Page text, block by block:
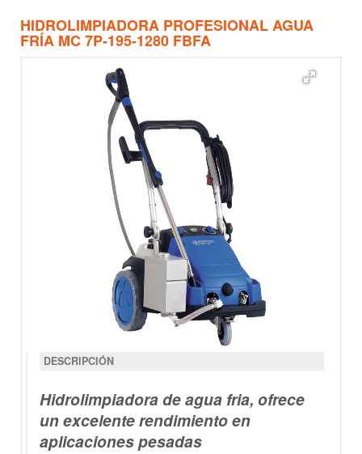
HIDROLIMPIADORA PROFESIONAL AGUA
FRÍA MC 7P-195-1280 FBFA
DESCRIPCIÓN
Hidrolimpiadora de agua fria, ofrece
un excelente rendimiento en
aplicaciones pesadas